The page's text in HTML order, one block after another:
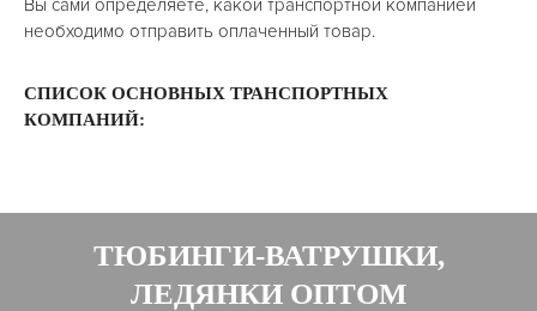
Вы сами определяете, какой транспортной компанией
необходимо отправить оплаченный товар.
СПИСОК ОСНОВНЫХ ТРАНСПОРТНЫХ
КОМПАНИЙ:
ТЮБИНГИ-ВАТРУШКИ,
ЛЕДЯНКИ ОПТОМ